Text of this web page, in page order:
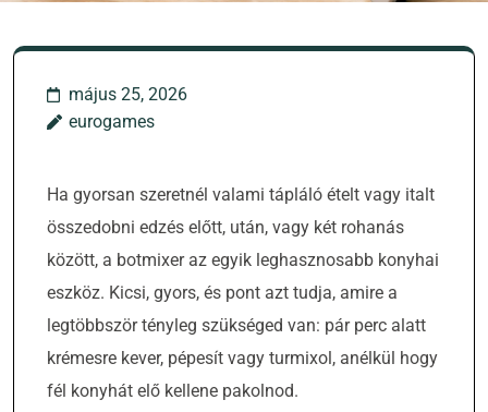
május 25, 2026
eurogames
Ha gyorsan szeretnél valami tápláló ételt vagy italt
összedobni edzés előtt, után, vagy két rohanás
között, a botmixer az egyik leghasznosabb konyhai
eszköz. Kicsi, gyors, és pont azt tudja, amire a
legtöbbször tényleg szükséged van: pár perc alatt
krémesre kever, pépesít vagy turmixol, anélkül hogy
fél konyhát elő kellene pakolnod.